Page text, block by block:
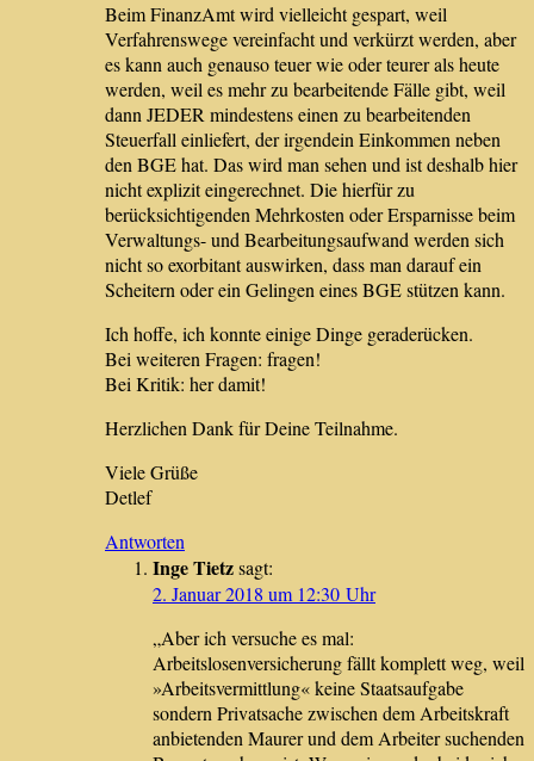
Beim FinanzAmt wird vielleicht gespart, weil
Verfahrenswege vereinfacht und verkürzt werden, aber
es kann auch genauso teuer wie oder teurer als heute
werden, weil es mehr zu bearbeitende Fälle gibt, weil
dann JEDER mindestens einen zu bearbeitenden
Steuerfall einliefert, der irgendein Einkommen neben
den BGE hat. Das wird man sehen und ist deshalb hier
nicht explizit eingerechnet. Die hierfür zu
berücksichtigenden Mehrkosten oder Ersparnisse beim
Verwaltungs- und Bearbeitungsaufwand werden sich
nicht so exorbitant auswirken, dass man darauf ein
Scheitern oder ein Gelingen eines BGE stützen kann.
Ich hoffe, ich konnte einige Dinge geraderücken.
Bei weiteren Fragen: fragen!
Bei Kritik: her damit!
Herzlichen Dank für Deine Teilnahme.
Viele Grüße
Detlef
Antworten
Inge Tietzsagt:
2. Januar 2018 um 12:30 Uhr
„Aber ich versuche es mal:
Arbeitslosenversicherung fällt komplett weg, weil
»Arbeitsvermittlung« keine Staatsaufgabe
sondern Privatsache zwischen dem Arbeitskraft
anbietenden Maurer und dem Arbeiter suchenden